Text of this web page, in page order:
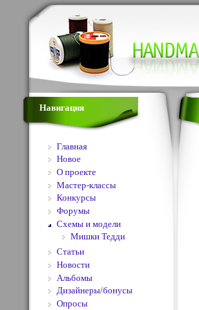
Навигация
Главная
Новое
О проекте
Мастер-классы
Конкурсы
Форумы
Схемы и модели
Мишки Тедди
Статьи
Новости
Альбомы
Дизайнеры/бонусы
Опросы